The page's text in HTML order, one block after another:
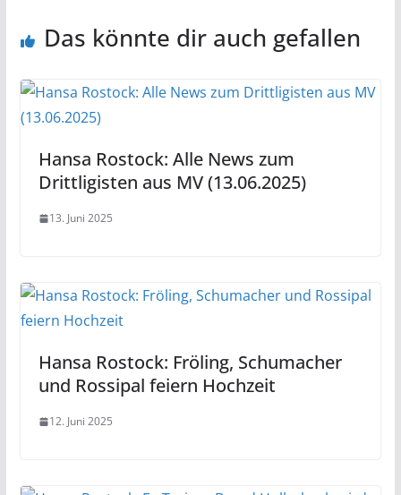
Das könnte dir auch gefallen
Hansa Rostock: Alle News zum
Drittligisten aus MV (13.06.2025)
13. Juni 2025
Hansa Rostock: Fröling, Schumacher
und Rossipal feiern Hochzeit
12. Juni 2025